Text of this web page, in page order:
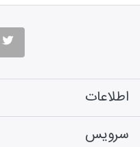
اطلاعات
سرویس